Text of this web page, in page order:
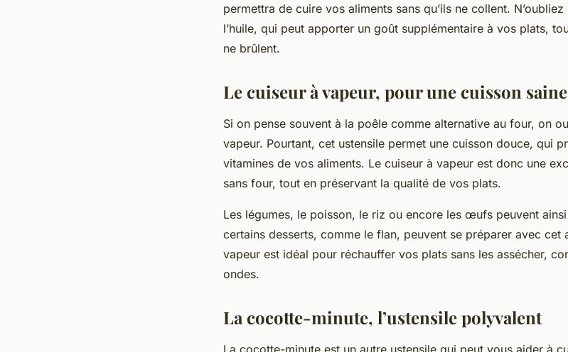
permettra de cuire vos aliments sans qu’ils ne collent.
l’huile, qui peut apporter un goût supplémentaire à vos plats,
ne brûlent.
Le cuiseur à vapeur, pour une cuisson saine
Si on pense souvent à la poêle comme alternative au four, on
vapeur. Pourtant, cet ustensile permet une cuisson douce, qui
vitamines de vos aliments. Le cuiseur à vapeur est donc une
sans four, tout en préservant la qualité de vos plats.
Les légumes, le poisson, le riz ou encore les œufs peuvent
certains desserts, comme le flan, peuvent se préparer avec cet
vapeur est idéal pour réchauffer vos plats sans les assécher,
ondes.
La cocotte-minute, l’ustensile polyvalent
La cocotte-minute est un autre ustensile qui peut vous aider à